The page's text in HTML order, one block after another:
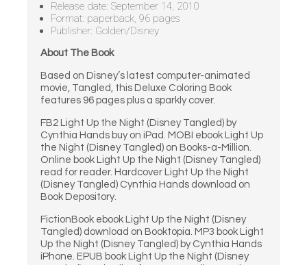
Release date: September 14, 2010
Format: paperback, 96 pages
Publisher: Golden/Disney
About The Book
Based on Disney’s latest computer-animated
movie, Tangled, this Deluxe Coloring Book
features 96 pages plus a sparkly cover.
FB2 Light Up the Night (Disney Tangled) by
Cynthia Hands buy on iPad. MOBI ebook Light Up
the Night (Disney Tangled) on Books-a-Million.
Online book Light Up the Night (Disney Tangled)
read for reader. Hardcover Light Up the Night
(Disney Tangled) Cynthia Hands download on
Book Depository.
FictionBook ebook Light Up the Night (Disney
Tangled) download on Booktopia. MP3 book Light
Up the Night (Disney Tangled) by Cynthia Hands
iPhone. EPUB book Light Up the Night (Disney